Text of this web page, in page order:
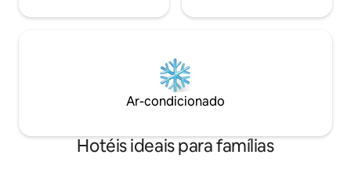
Ar-condicionado
Hotéis ideais para famílias